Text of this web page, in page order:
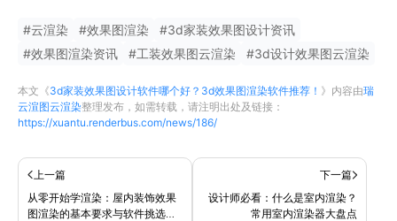
#云渲染 #效果图渲染 #3d家装效果图设计资讯
#效果图渲染资讯 #工装效果图云渲染 #3d设计效果图云渲染
本文《3d家装效果图设计软件哪个好？3d效果图渲染软件推荐！ 》内容由瑞
云渲图云渲染整理发布，如需转载，请注明出处及链接：
https://xuantu.renderbus.com/news/186/
上一篇
从零开始学渲染：屋内装饰效果
图渲染的基本要求与软件挑选技
下一篇
设计师必看：什么是室内渲染？
常用室内渲染器大盘点